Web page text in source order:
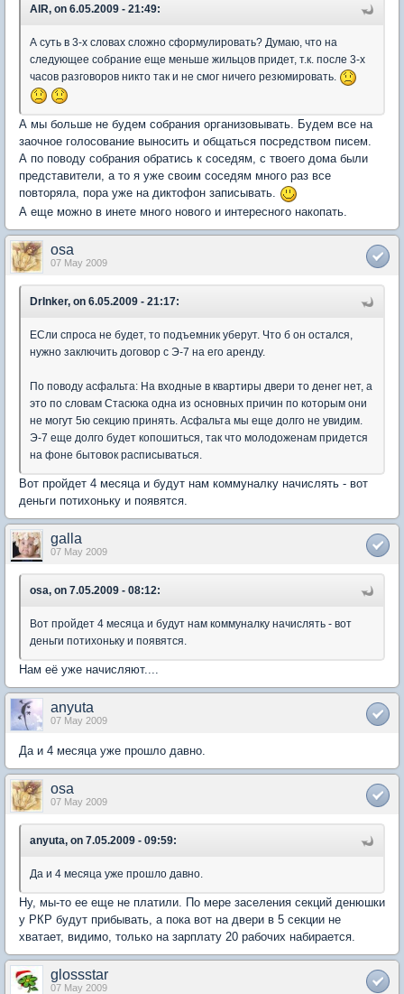
AlR, on 6.05.2009 - 21:49:
А суть в 3-х словах сложно сформулировать? Думаю, что на
следующее собрание еще меньше жильцов придет, т.к. после 3-х
часов разговоров никто так и не смог ничего резюмировать.
А мы больше не будем собрания организовывать. Будем все на
заочное голосование выносить и общаться посредством писем.
А по поводу собрания обратись к соседям, с твоего дома были
представители, а то я уже своим соседям много раз все
повторяла, пора уже на диктофон записывать.
А еще можно в инете много нового и интересного накопать.
osa
07 May 2009
DrInker, on 6.05.2009 - 21:17:
ЕСли спроса не будет, то подъемник уберут. Что б он остался,
нужно заключить договор с Э-7 на его аренду.
По поводу асфальта: На входные в квартиры двери то денег нет, а
это по словам Стасюка одна из основных причин по которым они
не могут 5ю секцию принять. Асфальта мы еще долго не увидим.
Э-7 еще долго будет копошиться, так что молодоженам придется
на фоне бытовок расписываться.
Вот пройдет 4 месяца и будут нам коммуналку начислять - вот
деньги потихоньку и появятся.
galla
07 May 2009
osa, on 7.05.2009 - 08:12:
Вот пройдет 4 месяца и будут нам коммуналку начислять - вот
деньги потихоньку и появятся.
Нам её уже начисляют....
anyuta
07 May 2009
Да и 4 месяца уже прошло давно.
osa
07 May 2009
anyuta, on 7.05.2009 - 09:59:
Да и 4 месяца уже прошло давно.
Ну, мы-то ее еще не платили. По мере заселения секций денюшки
у РКР будут прибывать, а пока вот на двери в 5 секции не
хватает, видимо, только на зарплату 20 рабочих набирается.
glossstar
07 May 2009